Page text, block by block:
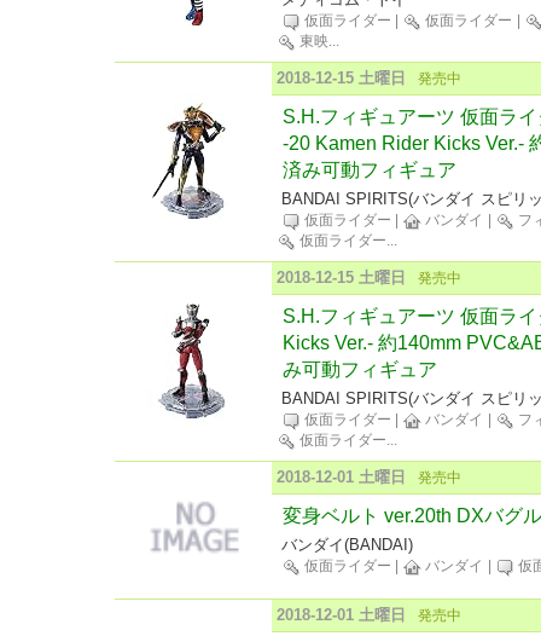
仮面ライダー 仮面ライダー
東映...
2018-12-15 土曜日 発売中
S.H.フィギュアーツ 仮面ラ
-20 Kamen Rider Kicks Ver.-
済み可動フィギュア
BANDAI SPIRITS(バンダイ スピリ
仮面ライダー バンダイ
フ
仮面ライダー...
2018-12-15 土曜日 発売中
S.H.フィギュアーツ 仮面ラ
Kicks Ver.- 約140mm
み可動フィギュア
BANDAI SPIRITS(バンダイ スピリ
仮面ライダー バンダイ
フ
仮面ライダー...
2018-12-01 土曜日 発売中
変身ベルト ver.20th DXバグ
バンダイ(BANDAI)
仮面ライダー バンダイ 仮
2018-12-01 土曜日 発売中